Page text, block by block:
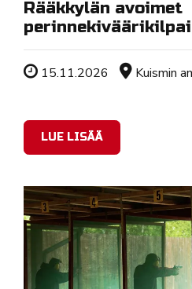
Rääkkylän avoimet
Tapahtuman ajankohta
15.11.2026 Sijainti
Kuismin
LUE LISÄÄ